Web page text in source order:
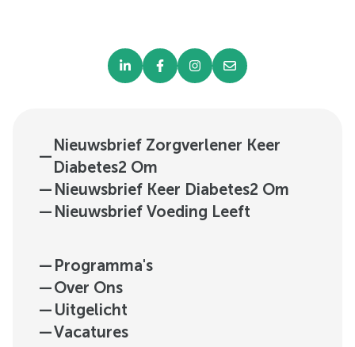
—
Nieuwsbrief Zorgverlener Keer
Diabetes2 Om
— Nieuwsbrief Keer Diabetes2 Om
— Nieuwsbrief Voeding Leeft
— Programma's
—Over Ons
— Uitgelicht
—Vacatures